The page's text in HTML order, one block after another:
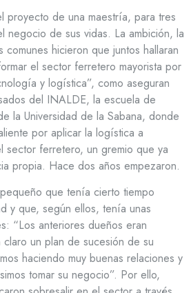
proyecto de una maestría, para tres
negocio de sus vidas. La ambición, la
comunes hicieron que juntos hallaran
el sector ferretero mayorista por
y logística”, como aseguran
del INALDE, la escuela de
la Universidad de la Sabana, donde
por aplicar la logística a
sector ferretero, un gremio que ya
propia. Hace dos años empezaron.
que tenía cierto tiempo
y que, según ellos, tenía unas
“Los anteriores dueños eran
un plan de sucesión de su
haciendo muy buenas relaciones y
tomar su negocio”. Por ello,